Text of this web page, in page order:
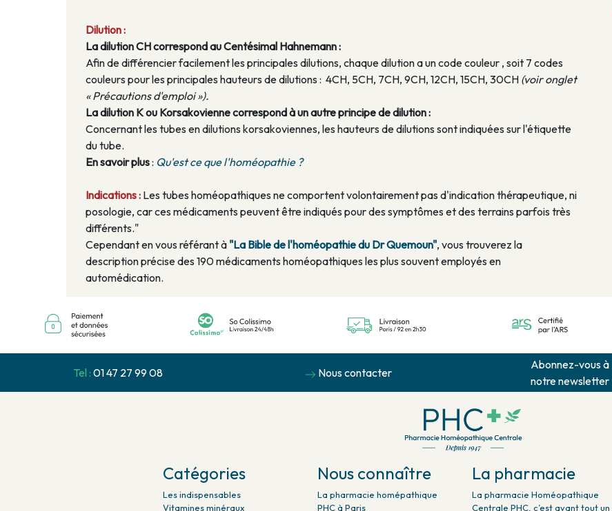
Dilution :
La dilution CH correspond au Centésimal Hahnemann :
Afin de différencier facilement les principales dilutions, chaque dilution a un code couleur , soit 7 codes
couleurs pour les principales hauteurs de dilutions : 4CH, 5CH, 7CH, 9CH, 12CH, 15CH, 30CH (voir onglet
« Précautions d'emploi »).
La dilution K ou Korsakovienne correspond à un autre principe de dilution :
Concernant les tubes en dilutions korsakoviennes, les hauteurs de dilutions sont indiquées sur l'étiquette
du tube.
En savoir plus: Qu'est ce que l'homéopathie ?
Indications : Les tubes homéopathiques ne comportent volontairement pas d'indication thérapeutique, ni
posologie, car ces médicaments peuvent être indiqués pour des symptômes et des terrains parfois très
différents."
Cependant en vous référant à "La Bible de l'homéopathie du Dr Quemoun", vous trouverez la
description précise des 190 médicaments homéopathiques les plus souvent employés en
automédication.
Tel : 01 47 27 99 08 Nous contacter
Abonnez-vous à
notre newsletter
Catégories
Les indispensables
Vitamines minéraux
Nous connaître
La pharmacie homépathique
PHC à Paris
La pharmacie
La pharmacie Homéopathique
Centrale PHC, c’est avant tout un